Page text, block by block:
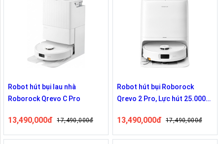
Robot hút bụi lau nhà
Roborock Qrevo C Pro
13,490,000đ 17,490,000đ
Robot hút bụi Roborock
Qrevo 2 Pro, Lực hút 25.000
13,490,000đ 17,490,000đ